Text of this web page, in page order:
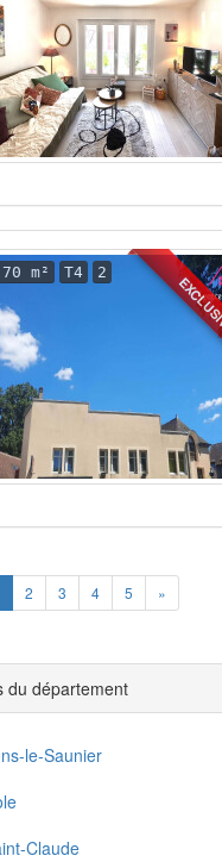
70 m² T4 2
2 3 4 5 »
du département
le-Saunier
Claude